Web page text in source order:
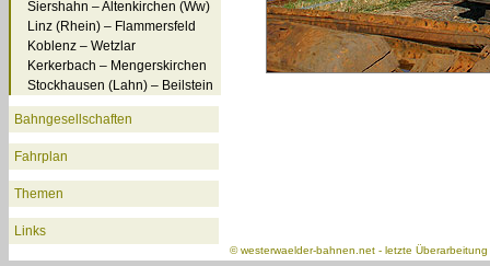
Siershahn – Altenkirchen (Ww)
Linz (Rhein) – Flammersfeld
Koblenz – Wetzlar
Kerkerbach – Mengerskirchen
Stockhausen (Lahn) – Beilstein
Bahngesellschaften
Fahrplan
Themen
Links
©westerwaelder-bahnen.net - letzte